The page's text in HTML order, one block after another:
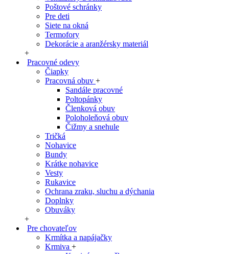
Poštové schránky
Pre deti
Siete na okná
Termofory
Dekorácie a aranžérsky materiál
+
Pracovné odevy
Čiapky
Pracovná obuv +
Sandále pracovné
Poltopánky
Členková obuv
Poloholeňová obuv
Čižmy a snehule
Tričká
Nohavice
Bundy
Krátke nohavice
Vesty
Rukavice
Ochrana zraku, sluchu a dýchania
Doplnky
Obuváky
+
Pre chovateľov
Krmítka a napájačky
Krmiva +